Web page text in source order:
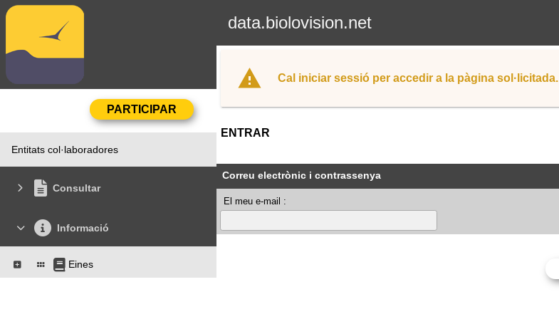
data.biolovision.net
Entitats col·laboradores
Consultar
Informació
Eines
Cal iniciar sessió per accedir a la pàgina sol·licitada.
ENTRAR
Correu electrònic i contrassenya
El meu e-mail :